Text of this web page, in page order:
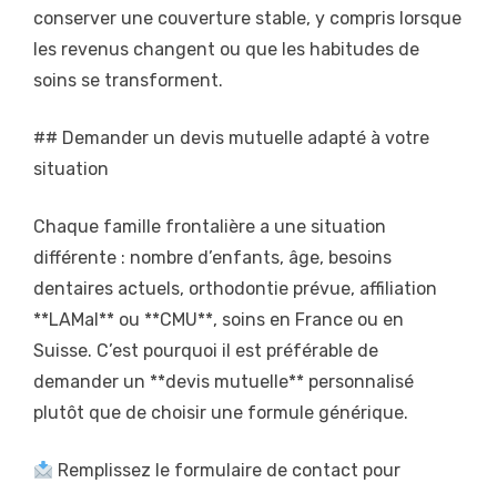
conserver une couverture stable, y compris lorsque
les revenus changent ou que les habitudes de
soins se transforment.
## Demander un devis mutuelle adapté à votre
situation
Chaque famille frontalière a une situation
différente : nombre d’enfants, âge, besoins
dentaires actuels, orthodontie prévue, affiliation
**LAMal** ou **CMU**, soins en France ou en
Suisse. C’est pourquoi il est préférable de
demander un **devis mutuelle** personnalisé
plutôt que de choisir une formule générique.
Remplissez le formulaire de contact pour